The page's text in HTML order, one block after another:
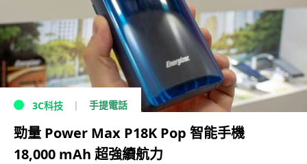
3C科技 手提電話
勁量 Power Max P18K Pop 智能手機
18,000 mAh 超強續航力